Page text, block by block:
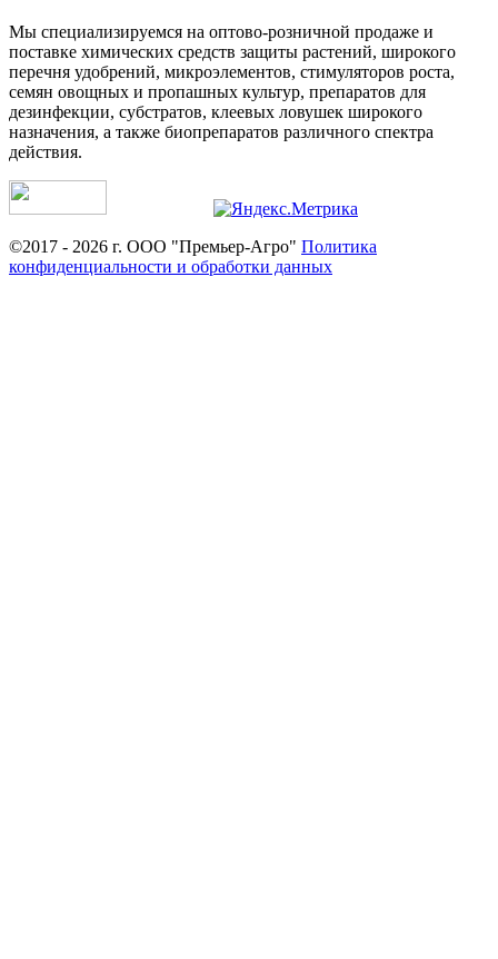
Мы специализируемся на оптово-розничной продаже и
поставке химических средств защиты растений, широкого
перечня удобрений, микроэлементов, стимуляторов роста,
семян овощных и пропашных культур, препаратов для
дезинфекции, субстратов, клеевых ловушек широкого
назначения, а также биопрепаратов различного спектра
действия.
©2017 - 2026 г. ООО "Премьер-Агро" Политика
конфиденциальности и обработки данных